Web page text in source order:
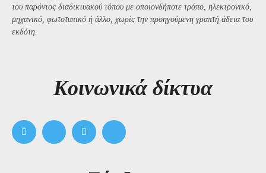
του παρόντος διαδικτυακού τόπου με οποιονδήποτε τρόπο, ηλεκτρονικό,
μηχανικό, φωτοτυπικό ή άλλο, χωρίς την προηγούμενη γραπτή άδεια του
εκδότη.
Kοινωνικά δίκτυα